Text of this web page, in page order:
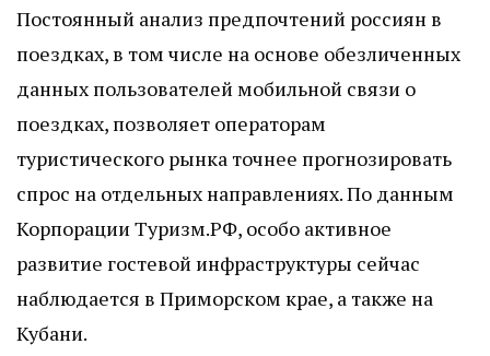
Постоянный анализ предпочтений россиян в
поездках, в том числе на основе обезличенных
данных пользователей мобильной связи о
поездках, позволяет операторам
туристического рынка точнее прогнозировать
спрос на отдельных направлениях. По данным
Корпорации Туризм.РФ, особо активное
развитие гостевой инфраструктуры сейчас
наблюдается в Приморском крае, а также на
Кубани.